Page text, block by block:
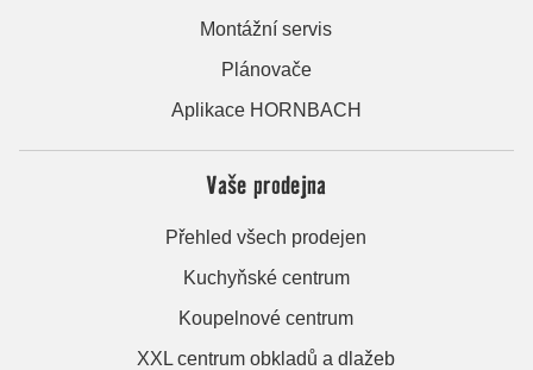
Montážní servis
Plánovače
Aplikace HORNBACH
Vaše prodejna
Přehled všech prodejen
Kuchyňské centrum
Koupelnové centrum
XXL centrum obkladů a dlažeb